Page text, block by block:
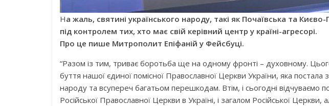
На жаль, святині українського народу, такі як Почаївська та
під контролем тих, хто має свій керівний центр у країні-агресорі.
Про це пише Митрополит Епіфаній у Фейсбуці.
“Разом із тим, триває боротьба ще на одному фронті – духовному.
буття нашої єдиної помісної Православної Церкви України, яка постала
народу та всупереч багатьом перешкодам. Втім, і сьогодні відчуваємо
Російської Православної Церкви в Україні, і загалом Російської